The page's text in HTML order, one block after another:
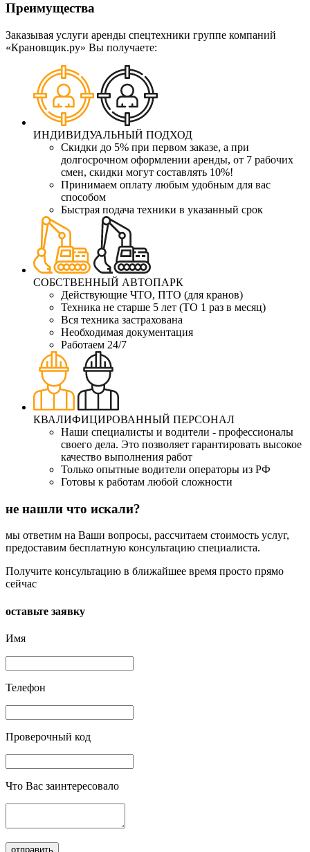
Преимущества
Заказывая услуги аренды спецтехники группе компаний
«Крановщик.ру» Вы получаете:
ИНДИВИДУАЛЬНЫЙ ПОДХОД
Скидки до 5% при первом заказе, а при
долгосрочном оформлении аренды, от 7 рабочих
смен, скидки могут составлять 10%!
Принимаем оплату любым удобным для вас
способом
Быстрая подача техники в указанный срок
СОБСТВЕННЫЙ АВТОПАРК
Действующие ЧТО, ПТО (для кранов)
Техника не старше 5 лет (ТО 1 раз в месяц)
Вся техника застрахована
Необходимая документация
Работаем 24/7
КВАЛИФИЦИРОВАННЫЙ ПЕРСОНАЛ
Наши специалисты и водители - профессионалы
своего дела. Это позволяет гарантировать высокое
качество выполнения работ
Только опытные водители операторы из РФ
Готовы к работам любой сложности
не нашли что искали?
мы ответим на Ваши вопросы, рассчитаем стоимость услуг,
предоставим бесплатную консультацию специалиста.
Получите консультацию в ближайшее время просто прямо
сейчас
оставьте заявку
Имя
Телефон
Проверочный код
Что Вас заинтересовало
отправить